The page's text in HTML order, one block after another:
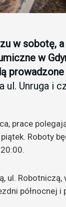
w sobotę,
w
ul. Unruga i
prace
Roboty
ul. Robotniczą,
północnej i